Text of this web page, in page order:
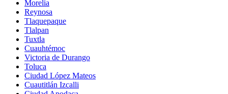
Morelia
Reynosa
Tlaquepaque
Tlalpan
Tuxtla
Cuauhtémoc
Victoria de Durango
Toluca
Ciudad López Mateos
Cuautitlán Izcalli